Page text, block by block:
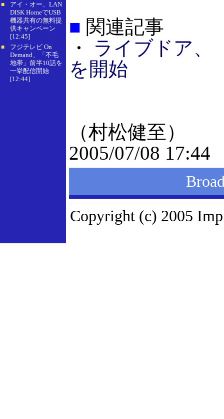
■
アイ・オー、LAN
DISK HomeでUSB
機器共有の無料提
供キャンペーン
[12:45]
■
フジテレビ On
Demand、「不毛
地帯」前半10話を
一挙配信開始
[12:44]
■ 関連記事
・ ライブドア、
を開始
（村松健至）
2005/07/08 17:44
Copyright (c) 2005